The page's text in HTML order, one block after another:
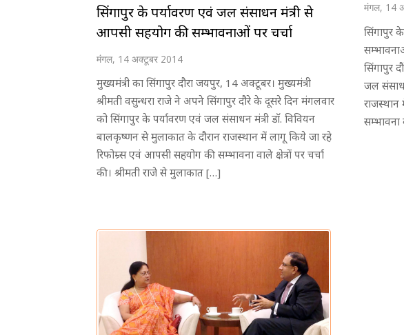
सिंगापुर के पर्यावरण एवं जल संसाधन मंत्री से
आपसी सहयोग की सम्भावनाओं पर चर्चा
मंगल, 14 अक्टूबर 2014
मुख्यमंत्री का सिंगापुर दौरा जयपुर, 14 अक्टूबर। मुख्यमंत्री
श्रीमती वसुन्धरा राजे ने अपने सिंगापुर दौरे के दूसरे दिन मंगलवार
को सिंगापुर के पर्यावरण एवं जल संसाधन मंत्री डाॅ. विवियन
बालकृष्णन से मुलाकात के दौरान राजस्थान में लागू किये जा रहे
रिफोम्र्स एवं आपसी सहयोग की सम्भावना वाले क्षेत्रों पर चर्चा
की। श्रीमती राजे से मुलाकात […]
मंगल, 14
सिंगापुर
सिंगापुर
जल
सम्भावना